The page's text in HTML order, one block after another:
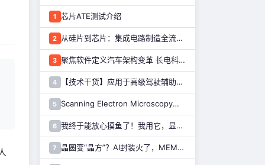
1 芯片ATE测试介绍
2 从硅片到芯片：集成电路制造全流程解析
3 聚焦软件定义汽车架构变革 长电科技打造系统化车规级半导体封测能力
4 【技术干货】应用于高级驾驶辅助系统的图像传感器解决方案
5 Scanning Electron Microscopy（Train for advanced research）扫描电子显微镜介绍（二）
6 我终于能放心摸鱼了！我用它，显示 Claude Code 执行状态……
7 晶圆变“晶方”？AI封装火了，MEMS也能用吗？